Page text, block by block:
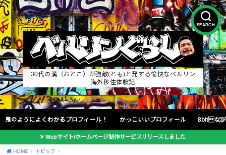
SEARCH
30代の漢（おとこ）が強敵(とも)と発する愉快なベルリン
海外移住体験記
鬼のようによくわかるプロフィール！ かっこいいプロフィール 8bitな
Webサイト/ホームページ制作サービスリリースしました
HOME トピック